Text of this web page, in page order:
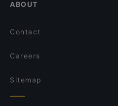
ABOUT
Contact
Careers
Sitemap